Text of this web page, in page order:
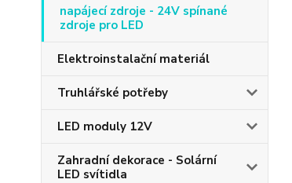
napájecí zdroje - 24V spínané
zdroje pro LED
Elektroinstalační materiál
Truhlářské potřeby
LED moduly 12V
Zahradní dekorace - Solární
LED svítidla